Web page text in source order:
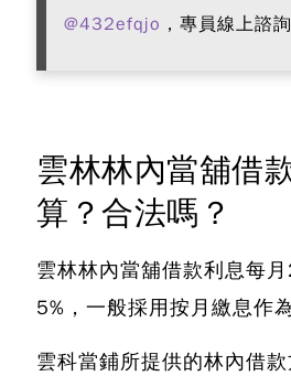
@432efqjo ，專員線上諮
雲林林內當舖借
算？合法嗎？
雲林林內當舖借款利息每
5% ，一般採用按月繳息作
雲科當鋪所提供的林內借